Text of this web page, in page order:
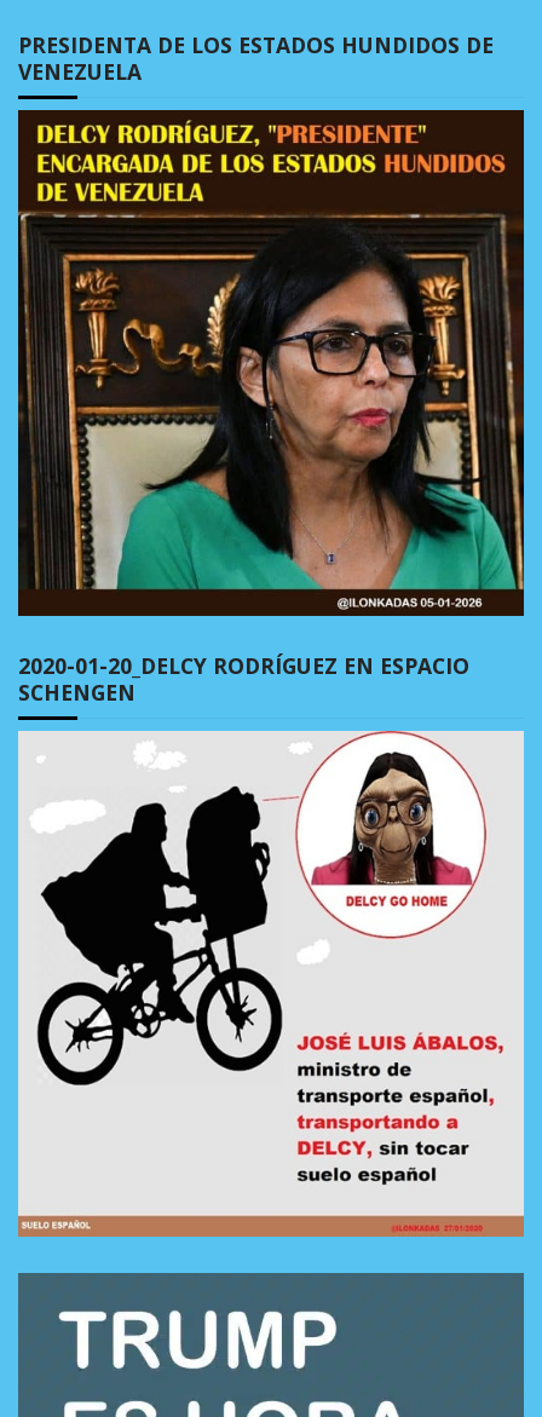
PRESIDENTA DE LOS ESTADOS HUNDIDOS DE
VENEZUELA
2020-01-20_DELCY RODRÍGUEZ EN ESPACIO
SCHENGEN